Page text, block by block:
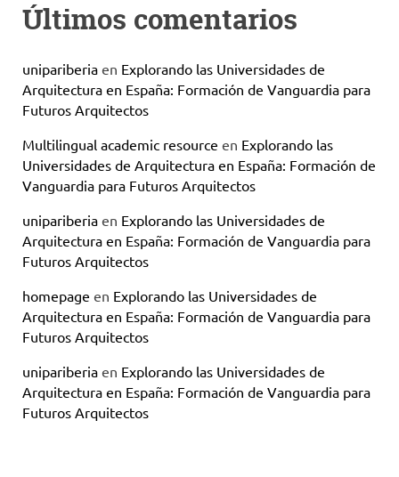
Últimos comentarios
unipariberia en Explorando las Universidades de
Arquitectura en España: Formación de Vanguardia para
Futuros Arquitectos
Multilingual academic resource en Explorando las
Universidades de Arquitectura en España: Formación de
Vanguardia para Futuros Arquitectos
unipariberia en Explorando las Universidades de
Arquitectura en España: Formación de Vanguardia para
Futuros Arquitectos
homepage en Explorando las Universidades de
Arquitectura en España: Formación de Vanguardia para
Futuros Arquitectos
unipariberia en Explorando las Universidades de
Arquitectura en España: Formación de Vanguardia para
Futuros Arquitectos